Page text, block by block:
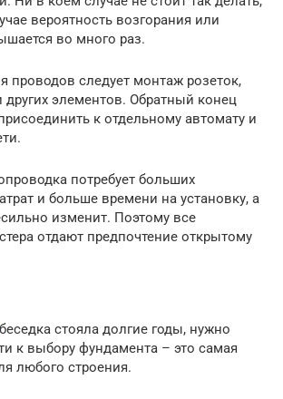
вероятность возгорания или
во много раз.
проводов следует монтаж розеток,
элементов. Обратный конец
к отдельному автомату и
потребует больших
и больше времени на установку, а
изменит. Поэтому все
отдают предпочтение открытому
беседка стояла долгие годы, нужно
к выбору фундамента – это самая
любого строения.